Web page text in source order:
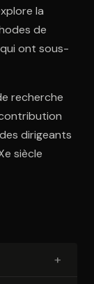
la
de
ont sous-
recherche
dirigeants
siècle
+